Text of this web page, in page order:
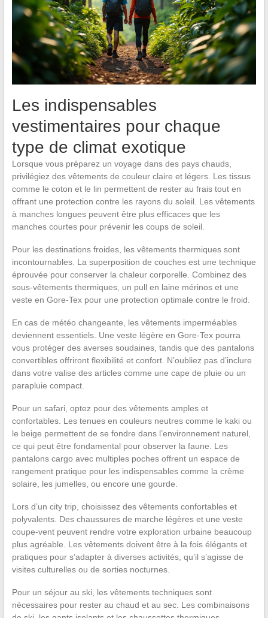
Les indispensables
vestimentaires pour chaque
type de climat exotique
Lorsque vous préparez un voyage dans des pays chauds,
privilégiez des vêtements de couleur claire et légers. Les tissus
comme le coton et le lin permettent de rester au frais tout en
offrant une protection contre les rayons du soleil. Les vêtements
à manches longues peuvent être plus efficaces que les
manches courtes pour prévenir les coups de soleil.
Pour les destinations froides, les vêtements thermiques sont
incontournables. La superposition de couches est une technique
éprouvée pour conserver la chaleur corporelle. Combinez des
sous-vêtements thermiques, un pull en laine mérinos et une
veste en Gore-Tex pour une protection optimale contre le froid.
En cas de météo changeante, les vêtements imperméables
deviennent essentiels. Une veste légère en Gore-Tex pourra
vous protéger des averses soudaines, tandis que des pantalons
convertibles offriront flexibilité et confort. N’oubliez pas d’inclure
dans votre valise des articles comme une cape de pluie ou un
parapluie compact.
Pour un safari, optez pour des vêtements amples et
confortables. Les tenues en couleurs neutres comme le kaki ou
le beige permettent de se fondre dans l’environnement naturel,
ce qui peut être fondamental pour observer la faune. Les
pantalons cargo avec multiples poches offrent un espace de
rangement pratique pour les indispensables comme la crème
solaire, les jumelles, ou encore une gourde.
Lors d’un city trip, choisissez des vêtements confortables et
polyvalents. Des chaussures de marche légères et une veste
coupe-vent peuvent rendre votre exploration urbaine beaucoup
plus agréable. Les vêtements doivent être à la fois élégants et
pratiques pour s’adapter à diverses activités, qu’il s’agisse de
visites culturelles ou de sorties nocturnes.
Pour un séjour au ski, les vêtements techniques sont
nécessaires pour rester au chaud et au sec. Les combinaisons